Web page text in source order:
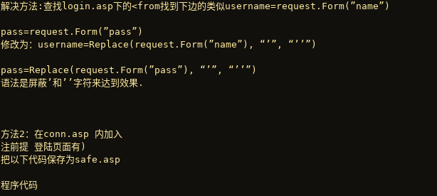
解决方法:查找login.asp下的<from找到下边的类似username=request.Form(”name”)
pass=request.Form(”pass”)
修改为：username=Replace(request.Form(”name”), “’”, “’’”)
pass=Replace(request.Form(”pass”), “’”, “’’”)
语法是屏蔽’和’’字符来达到效果.
方法2：在conn.asp 内加入
注前提 登陆页面有)
把以下代码保存为safe.asp
程序代码